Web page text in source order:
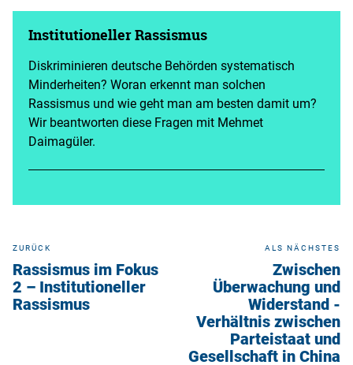
Institutioneller Rassismus
Diskriminieren deutsche Behörden systematisch
Minderheiten? Woran erkennt man solchen
Rassismus und wie geht man am besten damit um?
Wir beantworten diese Fragen mit Mehmet
Daimagüler.
ZURÜCK
Rassismus im Fokus
2 – Institutioneller
Rassismus
ALS NÄCHSTES
Zwischen
Überwachung und
Widerstand -
Verhältnis zwischen
Parteistaat und
Gesellschaft in China